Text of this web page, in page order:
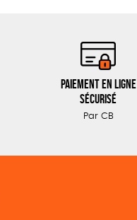
Paiement en ligne
sécurisé
Par CB